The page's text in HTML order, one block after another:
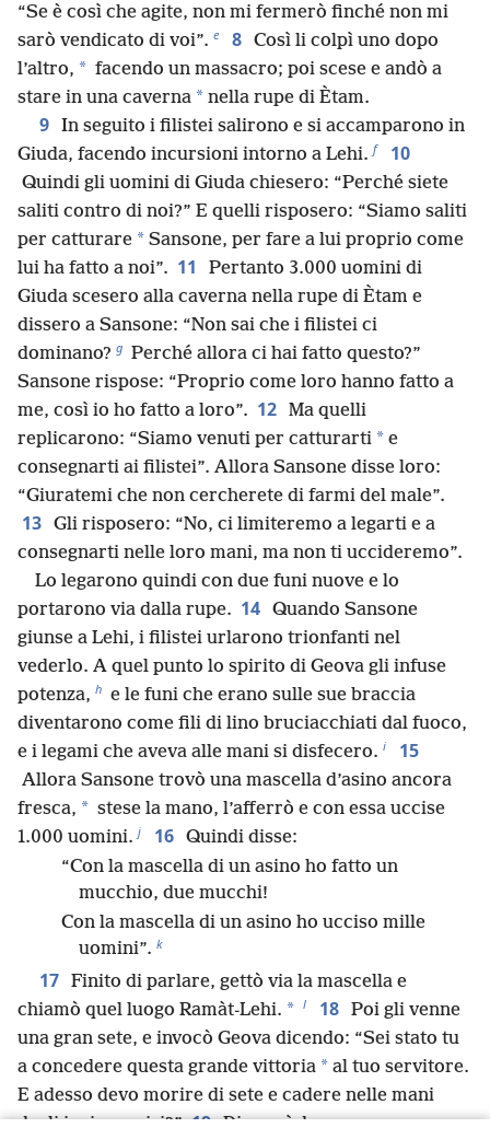
“Se è così che agite, non mi fermerò finché non mi
sarò vendicato di voi”. e 8 Così li colpì uno dopo
l’altro, * facendo un massacro; poi scese e andò a
stare in una caverna * nella rupe di Ètam.
9 In seguito i filistei salirono e si accamparono in
Giuda, facendo incursioni intorno a Lehi. f 10
Quindi gli uomini di Giuda chiesero: “Perché siete
saliti contro di noi?” E quelli risposero: “Siamo saliti
per catturare * Sansone, per fare a lui proprio come
lui ha fatto a noi”. 11
Pertanto 3.000 uomini di
Giuda scesero alla caverna nella rupe di Ètam e
dissero a Sansone: “Non sai che i filistei ci
dominano? g Perché allora ci hai fatto questo?”
Sansone rispose: “Proprio come loro hanno fatto a
me, così io ho fatto a loro”. 12 Ma quelli
replicarono: “Siamo venuti per catturarti * e
consegnarti ai filistei”. Allora Sansone disse loro:
“Giuratemi che non cercherete di farmi del male”.
13 Gli risposero: “No, ci limiteremo a legarti e a
consegnarti nelle loro mani, ma non ti uccideremo”.
Lo legarono quindi con due funi nuove e lo
portarono via dalla rupe. 14 Quando Sansone
giunse a Lehi, i filistei urlarono trionfanti nel
vederlo. A quel punto lo spirito di Geova gli infuse
potenza, h e le funi che erano sulle sue braccia
diventarono come fili di lino bruciacchiati dal fuoco,
e i legami che aveva alle mani si disfecero. i 15
Allora Sansone trovò una mascella d’asino ancora
fresca, * stese la mano, l’afferrò e con essa uccise
1.000 uomini. j 16 Quindi disse:
“Con la mascella di un asino ho fatto un
mucchio, due mucchi!
Con la mascella di un asino ho ucciso mille
uomini”. k
17 Finito di parlare, gettò via la mascella e
chiamò quel luogo Ramàt-Lehi. * l 18 Poi gli venne
una gran sete, e invocò Geova dicendo: “Sei stato tu
a concedere questa grande vittoria * al tuo servitore.
E adesso devo morire di sete e cadere nelle mani
degli incirconcisi?” 19 Dio aprì dunque una